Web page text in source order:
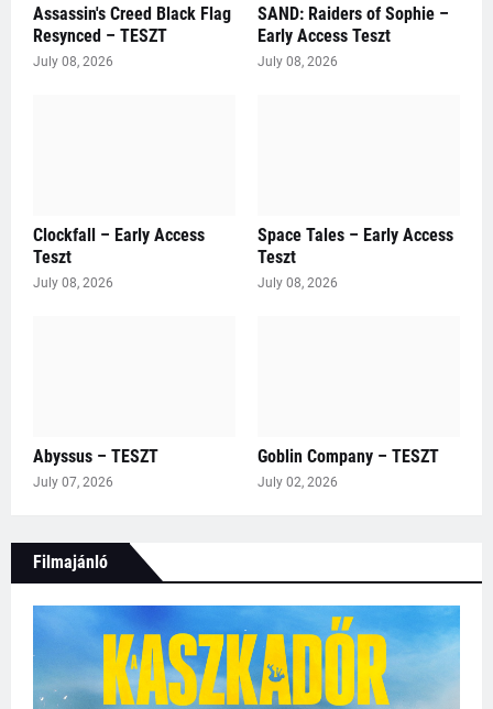
Assassin's Creed Black Flag
Resynced – TESZT
July 08, 2026
SAND: Raiders of Sophie –
Early Access Teszt
July 08, 2026
Clockfall – Early Access
Teszt
July 08, 2026
Space Tales – Early Access
Teszt
July 08, 2026
Abyssus – TESZT
July 07, 2026
Goblin Company – TESZT
July 02, 2026
Filmajánló